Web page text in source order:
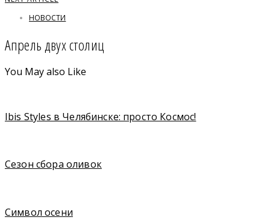
НОВОСТИ
Апрель двух столиц
You May also Like
Ibis Styles в Челябинске: просто Космос!
Сезон сбора оливок
Символ осени